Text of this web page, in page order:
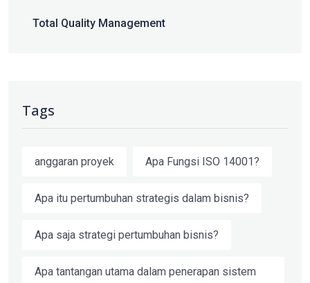
Total Quality Management
Tags
anggaran proyek Apa Fungsi ISO 14001?
Apa itu pertumbuhan strategis dalam bisnis?
Apa saja strategi pertumbuhan bisnis?
Apa tantangan utama dalam penerapan sistem